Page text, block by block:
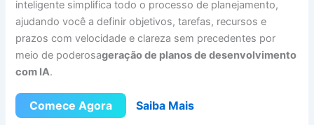
inteligente simplifica todo o processo de planejamento,
ajudando você a definir objetivos, tarefas, recursos e
prazos com velocidade e clareza sem precedentes por
meio de poderosageração de planos de desenvolvimento
com IA.
Comece Agora Saiba Mais